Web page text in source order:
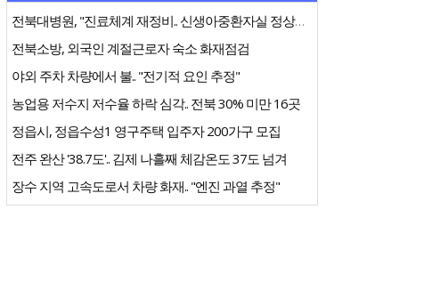
전북대병원, "진료체계 재정비.. 신생아중환자실 정상화 노력"
전북소방, 외국인 계절근로자 숙소 화재점검
야외 주차 차량에서 불.. "전기적 요인 추정"
농업용 저수지 저수율 하락 심각.. 전북 30% 미만 16곳
정읍시, 정읍수성1 영구주택 입주자 200가구 모집
전주 완산 '38.7도'.. 김제 나흘째 체감온도 37도 넘겨
장수 지역 고속도로서 차량 화재.. "엔진 과열 추정"